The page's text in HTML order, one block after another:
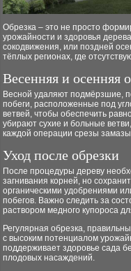
Обрезка – это не просто
урожайности и здоровья
сокодвижения, или поздней
тёплых регионах, где
Весенняя и осенняя
Весной удаляют подмёрзшие,
побеги, расположенные под
ветвей, чтобы обеспечить
убирают сухие и больные
каждой операции срезы
Уход после обрезки
После процедуры дереву
загнивания корней, но
органическими удобрениями
побегов. Важно следить за
раствором медного купороса
Регулярная обрезка,
с высоким потенциалом
поддерживает здоровье сада
плодовых насаждений.